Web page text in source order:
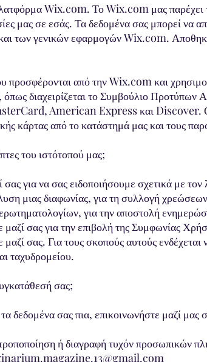
Wix.com. Το Wix.com μας παρέχει
μας σε εσάς. Τα δεδομένα σας μπορεί
των γενικών εφαρμογών Wix.com.
από την Wix.com και
διαχειρίζεται το Συμβούλιο Προτύπων
American Express και Discover.
κάρτας από το κατάστημά μας και τους
του ιστότοπού μας;
σας για να σας ειδοποιήσουμε σχετικά με
μιας διαφωνίας, για τη συλλογή
για την αποστολή
σας για την επιβολή της Συμφωνίας
σας. Για τους σκοπούς αυτούς
ταχυδρομείου.
σας;
δεδομένα σας πια, επικοινωνήστε μαζί μας
ή διαγραφή τυχόν προσωπικών